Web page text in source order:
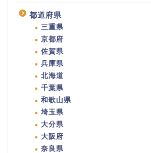
都道府県
三重県
京都府
佐賀県
兵庫県
北海道
千葉県
和歌山県
埼玉県
大分県
大阪府
奈良県